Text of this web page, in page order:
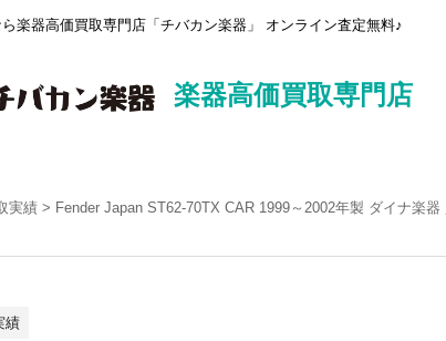
楽器高価買取専門店「チバカン楽器」 オンライン査定無料♪
楽器高価買取専門店
実績 Fender Japan ST62-70TX CAR 1999～2002年製 ダイナ楽
績